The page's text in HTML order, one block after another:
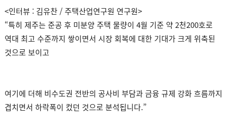
<인터뷰 : 김유찬 / 주택산업연구원 연구원>
“특히 제주는 준공 후 미분양 주택 물량이 4월 기준 약 2천200호로
역대 최고 수준까지 쌓이면서 시장 회복에 대한 기대가 크게 위축된
것으로 보이고
여기에 더해 비수도권 전반의 공사비 부담과 금융 규제 강화 흐름까지
겹치면서 하락폭이 컸던 것으로 분석됩니다.”